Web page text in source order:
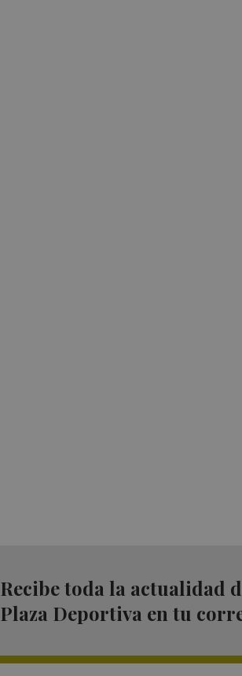
Recibe toda la actualidad
Plaza Deportiva en tu